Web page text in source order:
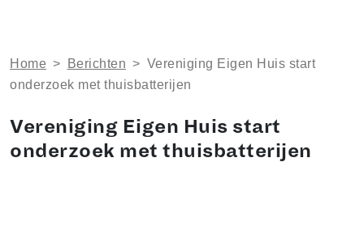
Home > Berichten > Vereniging Eigen Huis start
onderzoek met thuis­bat­te­rij­en
Vereniging Eigen Huis start
onderzoek met thuis­bat­te­rij­en